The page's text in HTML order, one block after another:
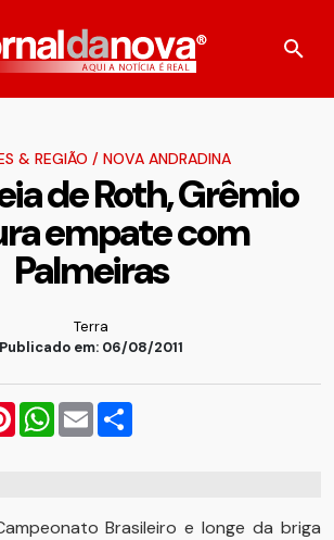
& REGIÃO / NOVA ANDRADINA
de Roth, Grêmio
empate com
Palmeiras
Terra
Publicado em: 06/08/2011
PinterestWhatsApp
Email
Brasileiro e longe da briga